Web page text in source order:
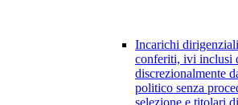
Incarichi
conferiti, ivi inclusi
discrezionalmente
politico senza